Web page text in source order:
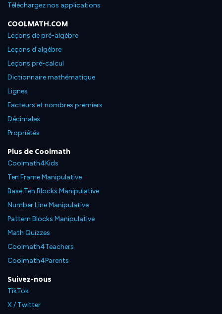
Téléchargez nos applications
COOLMATH.COM
Leçons de pré-algèbre
Leçons d'algèbre
Leçons pré-calcul
Dictionnaire mathématique
Lignes
Facteurs et nombres premiers
Décimales
Propriétés
Plus de Coolmath
Coolmath4Kids
Ten Frame Manipulative
Base Ten Blocks Manipulative
Number Line Manipulative
Pattern Blocks Manipulative
Math Quizzes
Coolmath4Teachers
Coolmath4Parents
Suivez-nous
TikTok
X / Twitter